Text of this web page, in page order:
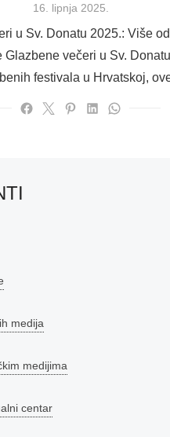
Posted
16. lipnja 2025.
u Sv. Donatu 2025.: Više
Glazbene večeri u Sv.
festivala u Hrvatskoj,
medija
medijima
centar